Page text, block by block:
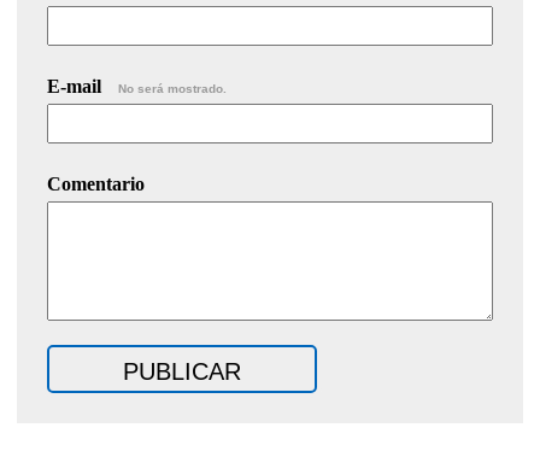
E-mail No será mostrado.
Comentario